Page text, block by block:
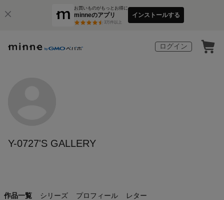
お買いものがもっとお得に
minneのアプリ
3万件以上
インストールする
ログイン
Y-0727'S GALLERY
作品一覧 シリーズ プロフィール レター